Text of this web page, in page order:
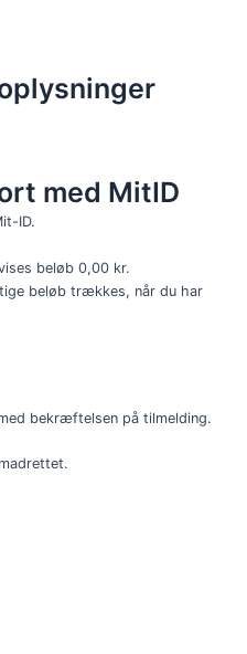
med MitID
ID.
beløb 0,00 kr.
beløb trækkes, når du har
bekræftelsen på tilmelding.